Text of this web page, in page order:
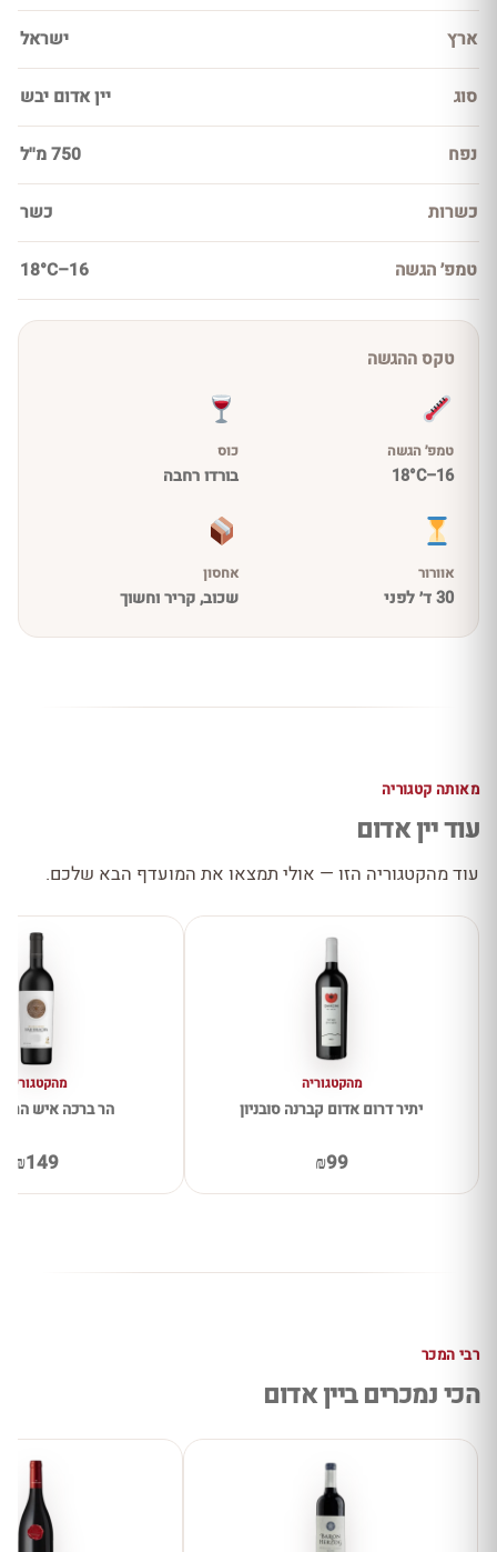
ארץ ישראל
סוג יין אדום יבש
נפח 750 מ''ל
כשרות כשר
טמפ׳ הגשה 16–18°C
טקס ההגשה
טמפ׳ הגשה
16–18°C
כוס
בורדו רחבה
אוורור
30 ד׳ לפני
אחסון
שכוב, קריר וחשוך
מאותה קטגוריה
עוד יין אדום
עוד מהקטגוריה הזו — אולי תמצאו את המועדף הבא שלכם.
מהקטגוריה
יתיר דרום אדום קברנה סובניון
₪99
מהקטגוריה
הר ברכה איש
₪149
רבי המכר
הכי נמכרים ביין אדום